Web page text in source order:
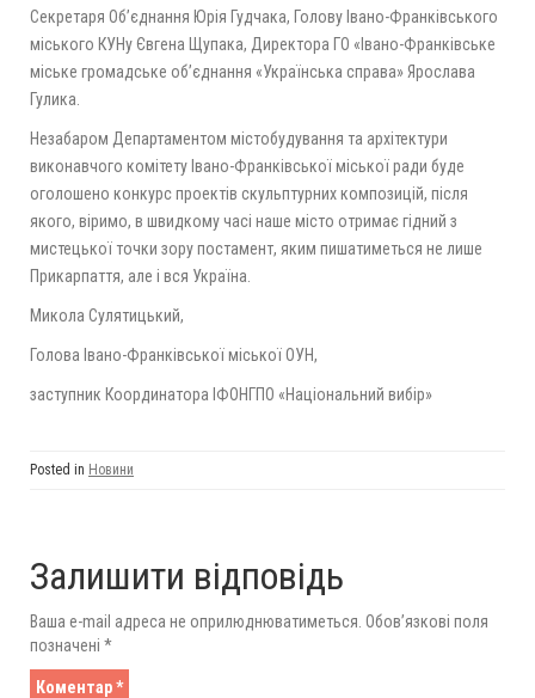
Секретаря Об’єднання Юрія Гудчака, Голову Івано-Франківського
міського КУНу Євгена Щупака, Директора ГО «Івано-Франківське
міське громадське об’єднання «Українська справа» Ярослава
Гулика.
Незабаром Департаментом містобудування та архітектури
виконавчого комітету Івано-Франківської міської ради буде
оголошено конкурс проектів скульптурних композицій, після
якого, віримо, в швидкому часі наше місто отримає гідний з
мистецької точки зору постамент, яким пишатиметься не лише
Прикарпаття, але і вся Україна.
Микола Сулятицький,
Голова Івано-Франківської міської ОУН,
заступник Координатора ІФОНГПО «Національний вибір»
Posted in Новини
Залишити відповідь
Ваша e-mail адреса не оприлюднюватиметься. Обов’язкові поля
позначені *
Коментар*